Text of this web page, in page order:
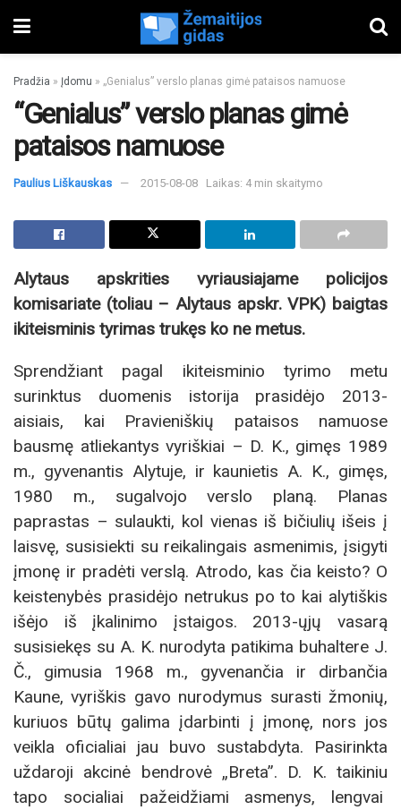
Pradžia » Įdomu » „Genialus” verslo planas gimė pataisos namuose
“Genialus” verslo planas gimė
pataisos namuose
Paulius Liškauskas 2015-08-08 Laikas: 4 min skaitymo
Alytaus apskrities vyriausiajame policijos
komisariate (toliau – Alytaus apskr. VPK) baigtas
ikiteisminis tyrimas trukęs ko ne metus.
Sprendžiant pagal ikiteisminio tyrimo metu
surinktus duomenis istorija prasidėjo 2013-
aisiais, kai Pravieniškių pataisos namuose
bausmę atliekantys vyriškiai – D. K., gimęs 1989
m., gyvenantis Alytuje, ir kaunietis A. K., gimęs,
1980 m., sugalvojo verslo planą. Planas
paprastas – sulaukti, kol vienas iš bičiulių išeis į
laisvę, susisiekti su reikalingais asmenimis, įsigyti
įmonę ir pradėti verslą. Atrodo, kas čia keisto? O
keistenybės prasidėjo netrukus po to kai alytiškis
išėjo iš įkalinimo įstaigos. 2013-ųjų vasarą
susisiekęs su A. K. nurodyta patikima buhaltere J.
Č., gimusia 1968 m., gyvenančia ir dirbančia
Kaune, vyriškis gavo nurodymus surasti žmonių,
kuriuos būtų galima įdarbinti į įmonę, nors jos
veikla oficialiai jau buvo sustabdyta. Pasirinkta
uždaroji akcinė bendrovė „Breta”. D. K. taikiniu
tapo socialiai pažeidžiami asmenys, lengvai